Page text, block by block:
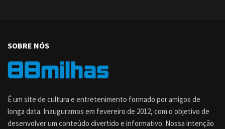
SOBRE NÓS
É um site de cultura e entretenimento formado por amigos de
longa data. Inauguramos em fevereiro de 2012, com o objetivo de
desenvolver um conteúdo divertido e informativo. Nossa intenção